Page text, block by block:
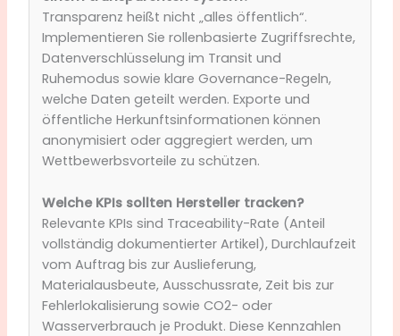
Transparenz heißt nicht „alles öffentlich“.
Implementieren Sie rollenbasierte Zugriffsrechte,
Datenverschlüsselung im Transit und
Ruhemodus sowie klare Governance-Regeln,
welche Daten geteilt werden. Exporte und
öffentliche Herkunftsinformationen können
anonymisiert oder aggregiert werden, um
Wettbewerbsvorteile zu schützen.
Welche KPIs sollten Hersteller tracken?
Relevante KPIs sind Traceability-Rate (Anteil
vollständig dokumentierter Artikel), Durchlaufzeit
vom Auftrag bis zur Auslieferung,
Materialausbeute, Ausschussrate, Zeit bis zur
Fehlerlokalisierung sowie CO2- oder
Wasserverbrauch je Produkt. Diese Kennzahlen